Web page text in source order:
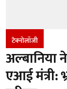
टेक्नोलॉजी
अल्बानिया
एआई मंत्री: